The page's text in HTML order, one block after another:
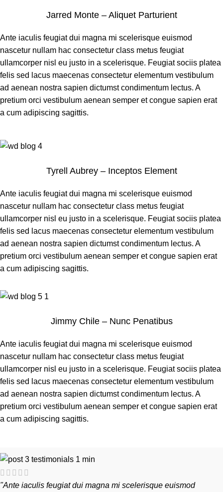
Jarred Monte – Aliquet Parturient
Ante iaculis feugiat dui magna mi scelerisque euismod
nascetur nullam hac consectetur class metus feugiat
ullamcorper nisl eu justo in a scelerisque. Feugiat sociis platea
felis sed lacus maecenas consectetur elementum vestibulum
ad aenean nostra sapien dictumst condimentum lectus. A
pretium orci vestibulum aenean semper et congue sapien erat
a cum adipiscing sagittis.
Tyrell Aubrey – Inceptos Element
Ante iaculis feugiat dui magna mi scelerisque euismod
nascetur nullam hac consectetur class metus feugiat
ullamcorper nisl eu justo in a scelerisque. Feugiat sociis platea
felis sed lacus maecenas consectetur elementum vestibulum
ad aenean nostra sapien dictumst condimentum lectus. A
pretium orci vestibulum aenean semper et congue sapien erat
a cum adipiscing sagittis.
Jimmy Chile – Nunc Penatibus
Ante iaculis feugiat dui magna mi scelerisque euismod
nascetur nullam hac consectetur class metus feugiat
ullamcorper nisl eu justo in a scelerisque. Feugiat sociis platea
felis sed lacus maecenas consectetur elementum vestibulum
ad aenean nostra sapien dictumst condimentum lectus. A
pretium orci vestibulum aenean semper et congue sapien erat
a cum adipiscing sagittis.
"Ante iaculis feugiat dui magna mi scelerisque euismod